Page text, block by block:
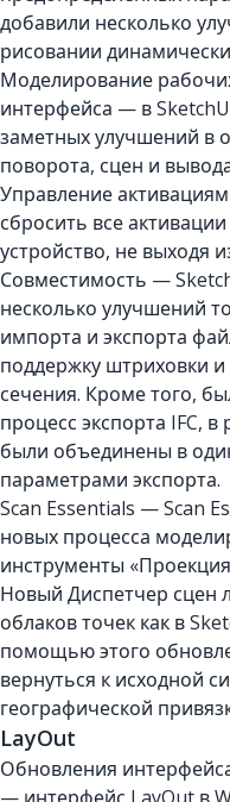
добавили несколько
рисовании
Моделирование
интерфейса — в
заметных улучшений в
поворота, сцен и
Управление
сбросить все
устройство, не выходя
Совместимость —
несколько улучшений
импорта и экспорта
поддержку штриховки и
сечения. Кроме того,
процесс экспорта IFC, в
были объединены в
параметрами экспорта.
Scan Essentials — Scan
новых процесса
инструменты
Новый Диспетчер сцен
облаков точек как в
помощью этого
вернуться к исходной
географической
LayOut
Обновления